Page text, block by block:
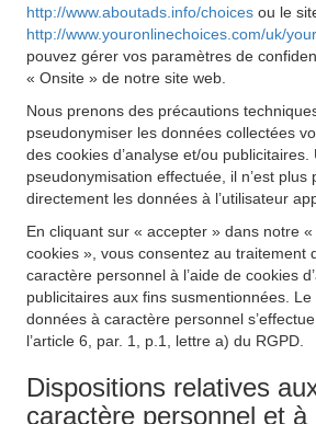
http://www.aboutads.info/choices ou le
http://www.youronlinechoices.com/uk/
pouvez gérer vos paramètres de
« Onsite » de notre site web.
Nous prenons des précautions
pseudonymiser les données collectées
des cookies d’analyse et/ou publicitaires.
pseudonymisation effectuée, il n’est plus
directement les données à l’utilisateur
En cliquant sur « accepter » dans notre
cookies », vous consentez au traitement
caractère personnel à l’aide de cookies
publicitaires aux fins susmentionnées.
données à caractère personnel
l’article 6, par. 1, p.1, lettre a) du RGPD.
Dispositions relatives
caractère personnel et à